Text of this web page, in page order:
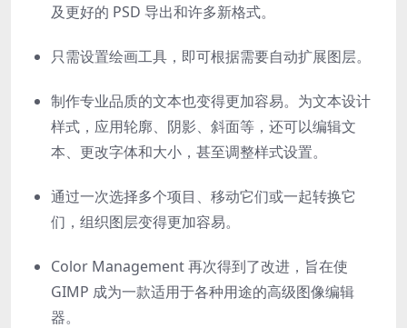
及更好的 PSD 导出和许多新格式。
只需设置绘画工具，即可根据需要自动扩展图层。
制作专业品质的文本也变得更加容易。为文本设计
样式，应用轮廓、阴影、斜面等，还可以编辑文
本、更改字体和大小，甚至调整样式设置。
通过一次选择多个项目、移动它们或一起转换它
们，组织图层变得更加容易。
Color Management 再次得到了改进，旨在使
GIMP 成为一款适用于各种用途的高级图像编辑
器。